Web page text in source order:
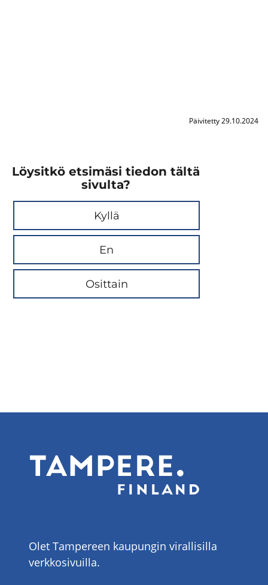
Päivitetty 29.10.2024
Löysitkö etsimäsi tiedon tältä
sivulta?
Kyllä
En
Osittain
Olet Tampereen kaupungin virallisilla
verkkosivuilla.